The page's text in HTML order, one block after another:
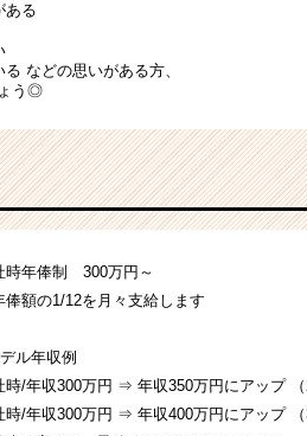
ある
などの思いがある方、
う◎
時年俸制 300万円～
額の1/12を月々支給します
ル年収例
時/年収300万円 ⇒ 年収350万円にアップ （
時/年収300万円 ⇒ 年収400万円にアップ （